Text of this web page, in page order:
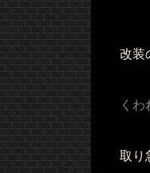
改装
くわ
取り